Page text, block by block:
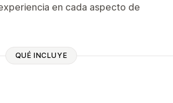
en cada aspecto de
QUÉ INCLUYE